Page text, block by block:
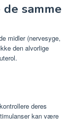
samme
midler (nervesyge,
den alvorlige
deres
kan være